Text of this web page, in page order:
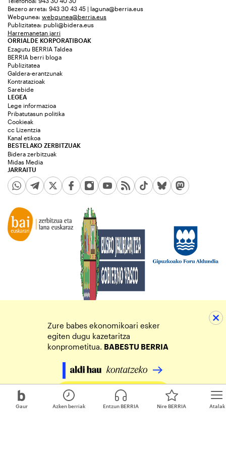
Gaur Atalak
Azken berriak Entzun BERRIA Nire BERRIA
Bezero arreta: 943 30 43 45 | laguna@berria.eus
Webgunea: webgunea@berria.eus
Publizitatea: publi@bidera.eus
Harremanetan jarri
ORRIALDE KORPORATIBOAK
Ezagutu BERRIA Taldea
BERRIA berri bloga
Publizitatea
Galdera-erantzunak
Kontratazioak
Sarebide
JARRAITU
LEGEA
Lege informazioa
Pribatutasun politika
Cookieak
cc Lizentzia
Kanal etikoa
BESTELAKO ZERBITZUAK
Bidera zerbitzuak
Midas Media
Zure babes ekonomikoari esker
egiten dugu kazetaritza
konprometitua. BABESTU BERRIA
Egin zure ekarpena